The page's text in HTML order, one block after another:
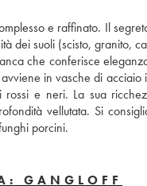
e raffinato. Il
dei suoli (scisto, granito,
che conferisce
in vasche di
e neri. La sua
vellutata. Si
porcini.
GANGLOFF